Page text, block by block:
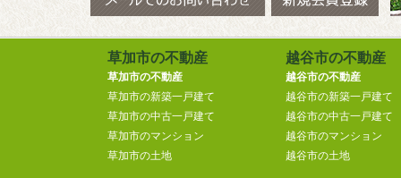
草加市の不動産
草加市の不動産
草加市の新築一戸建て
草加市の中古一戸建て
草加市のマンション
草加市の土地
越谷市の不動産
越谷市の不動産
越谷市の新築一戸建て
越谷市の中古一戸建て
越谷市のマンション
越谷市の土地